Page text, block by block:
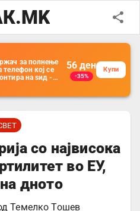
за полнење
телефон кој се
на ѕид -
за
56 ден
-35%
Купи
со највисока
во ЕУ,
дното
Темелко Тошев